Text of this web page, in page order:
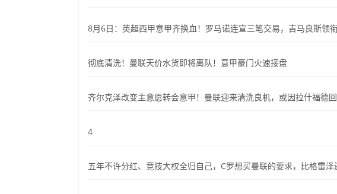
8月6日：英超西甲意甲齐换血！罗马诺连宣三笔交易，吉马良斯领
彻底清洗！曼联天价水货即将离队！意甲豪门火速接盘
齐尔克泽改变主意愿转会意甲！曼联迎来清洗良机，或因拉什福德
4
五年不许分红、竞技大权全归自己，C罗想买曼联的要求，比格雷泽